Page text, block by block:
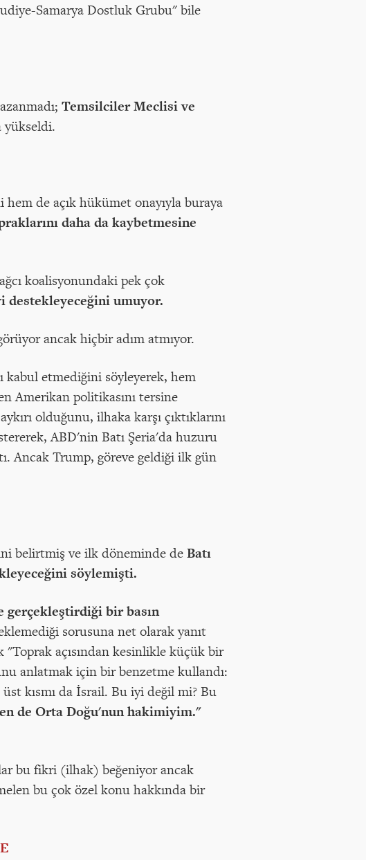
Samarya Dostluk Grubu" bile
Temsilciler Meclisi ve
yükseldi.
de açık hükümet onayıyla buraya
daha da kaybetmesine
koalisyonundaki pek çok
destekleyeceğini umuyor.
ancak hiçbir adım atmıyor.
kabul etmediğini söyleyerek, hem
Amerikan politikasını tersine
olduğunu, ilhaka karşı çıktıklarını
ABD'nin Batı Şeria'da huzuru
Ancak Trump, göreve geldiği ilk gün
belirtmiş ve ilk döneminde deBatı
söylemişti.
gerçekleştirdiği bir basın
sorusuna net olarak yanıt
açısından kesinlikle küçük bir
anlatmak için bir benzetme kullandı:
kısmı da İsrail. Bu iyi değil mi? Bu
de Orta Doğu'nun hakimiyim."
bu fikri (ilhak) beğeniyor ancak
bu çok özel konu hakkında bir